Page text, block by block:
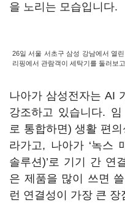
을 노리는 모습입니다.
26일 서울 서초구 삼성 강남에서 열
리핑에서 관람객이 세탁기를 둘러보
나아가 삼성전자는 AI
강조하고 있습니다.
로 통합하면) 생활 편
라가고, 나아가 ‘녹스
솔루션)’로 기기 간 연
은 제품을 많이 쓰면 쓸
런 연결성이 가장 큰 장